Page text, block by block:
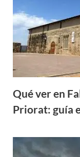
Qué ver en
Priorat: guía